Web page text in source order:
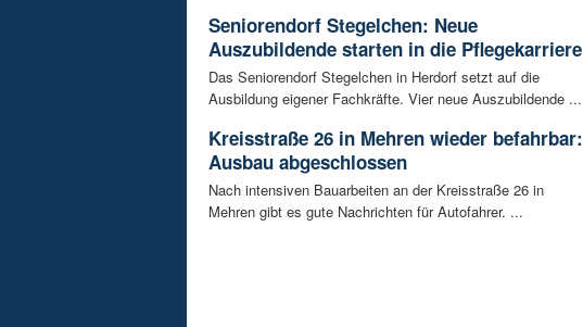
Seniorendorf Stegelchen: Neue
Auszubildende starten in die Pflegekarriere
Das Seniorendorf Stegelchen in Herdorf setzt auf die
Ausbildung eigener Fachkräfte. Vier neue Auszubildende ...
Kreisstraße 26 in Mehren wieder befahrbar:
Ausbau abgeschlossen
Nach intensiven Bauarbeiten an der Kreisstraße 26 in
Mehren gibt es gute Nachrichten für Autofahrer. ...